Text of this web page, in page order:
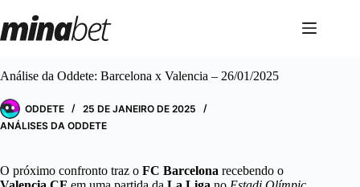
para
o
Análise da Oddete: Barcelona x Valencia – 26/01/2025
ODDETE
25 DE JANEIRO DE 2025
ANÁLISES DA ODDETE
O próximo confronto traz o FC Barcelona recebendo o